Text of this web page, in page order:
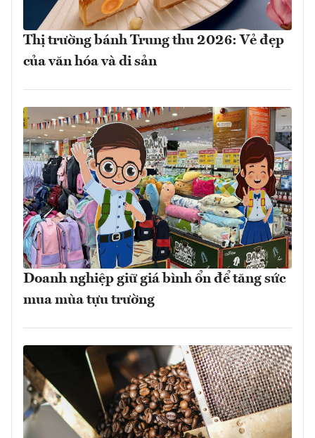
Thị trường bánh Trung thu 2026: Vẻ đẹp
của văn hóa và di sản
Doanh nghiệp giữ giá bình ổn để tăng sức
mua mùa tựu trường